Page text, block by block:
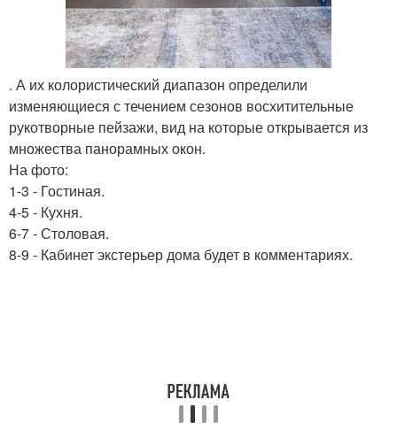
. А их колористический диапазон определили
изменяющиеся с течением сезонов восхитительные
рукотворные пейзажи, вид на которые открывается из
множества панорамных окон.
На фото:
1-3 - Гостиная.
4-5 - Кухня.
6-7 - Столовая.
8-9 - Кабинет экстерьер дома будет в комментариях.